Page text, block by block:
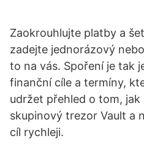
Zaokrouhlujte platby a
zadejte jednorázový
to na vás. Spoření je tak
finanční cíle a termíny,
udržet přehled o tom,
skupinový trezor Vault a
cíl rychleji.